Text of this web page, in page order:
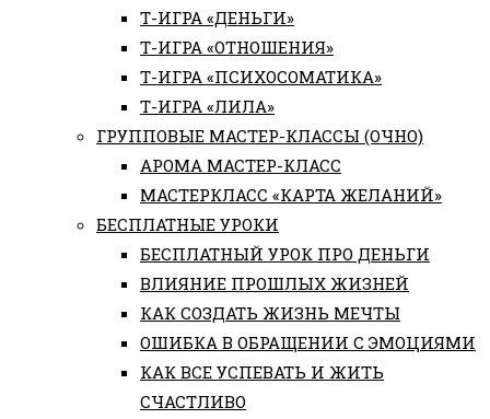
Т-ИГРА «ДЕНЬГИ»
Т-ИГРА «ОТНОШЕНИЯ»
Т-ИГРА «ПСИХОСОМАТИКА»
Т-ИГРА «ЛИЛА»
ГРУППОВЫЕ МАСТЕР-КЛАССЫ (ОЧНО)
АРОМА МАСТЕР-КЛАСС
МАСТЕРКЛАСС «КАРТА ЖЕЛАНИЙ»
БЕСПЛАТНЫЕ УРОКИ
БЕСПЛАТНЫЙ УРОК ПРО ДЕНЬГИ
ВЛИЯНИЕ ПРОШЛЫХ ЖИЗНЕЙ
КАК СОЗДАТЬ ЖИЗНЬ МЕЧТЫ
ОШИБКА В ОБРАЩЕНИИ С ЭМОЦИЯМИ
КАК ВСЕ УСПЕВАТЬ И ЖИТЬ
СЧАСТЛИВО